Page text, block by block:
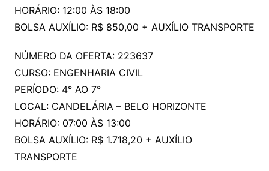
HORÁRIO: 12:00 ÀS 18:00
BOLSA AUXÍLIO: R$ 850,00 + AUXÍLIO TRANSPORTE
NÚMERO DA OFERTA: 223637
CURSO: ENGENHARIA CIVIL
PERÍODO: 4° AO 7°
LOCAL: CANDELÁRIA – BELO HORIZONTE
HORÁRIO: 07:00 ÀS 13:00
BOLSA AUXÍLIO: R$ 1.718,20 + AUXÍLIO
TRANSPORTE